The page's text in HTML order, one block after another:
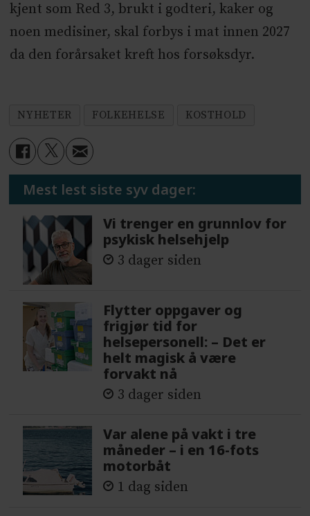
kjent som Red 3, brukt i godteri, kaker og
noen medisiner, skal forbys i mat innen 2027
da den forårsaket kreft hos forsøksdyr.
NYHETER FOLKEHELSE KOSTHOLD
Mest lest siste syv dager:
Vi trenger en grunnlov for
psykisk helsehjelp
3 dager siden
Flytter oppgaver og
frigjør tid for
helsepersonell: – Det er
helt magisk å være
forvakt nå
3 dager siden
Var alene på vakt i tre
måneder – i en 16-fots
motorbåt
1 dag siden